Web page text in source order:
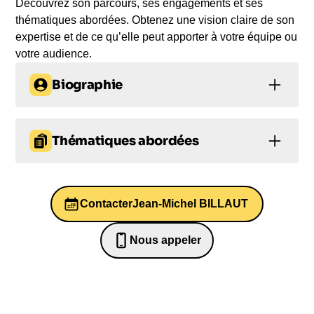
Découvrez son parcours, ses engagements et ses
thématiques abordées. Obtenez une vision claire de son
expertise et de ce qu’elle peut apporter à votre équipe ou
votre audience.
Biographie
Jean-Michel BILLAUT, une figure emblématique du
web français, a construit un parcours remarquable.
sa carrière à la CCIP et a ensuite travaillé en tant
qu'analyste prévisionniste à la Compagnie
bancaire. Sa contribution au domaine de la
technologie est exemplaire, avec la création de
l'Atelier BNP Paribas et du Journal de l'Atelier. Son
Thématiques abordées
Management Santé mentale
ContacterJean-Michel BILLAUT
Nous appeler
0652698481